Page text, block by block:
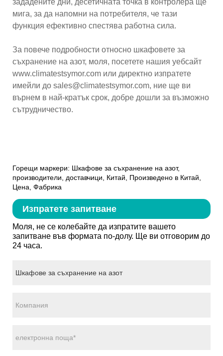
мига, за да напомни на потребителя, че тази
функция ефективно спестява работна сила.
За повече подробности относно шкафовете за
съхранение на азот, моля, посетете нашия уебсайт
www.climatestsymor.com или директно изпратете
имейли до sales@climatestsymor.com, ние ще ви
върнем в най-кратък срок, добре дошли за възможно
сътрудничество.
Горещи маркери: Шкафове за съхранение на азот,
производители, доставчици, Китай, Произведено в Китай,
Цена, Фабрика
Изпратете запитване
Моля, не се колебайте да изпратите вашето
запитване във формата по-долу. Ще ви отговорим до
24 часа.